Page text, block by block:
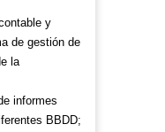
y
de gestión de
la
informes
BBDD;